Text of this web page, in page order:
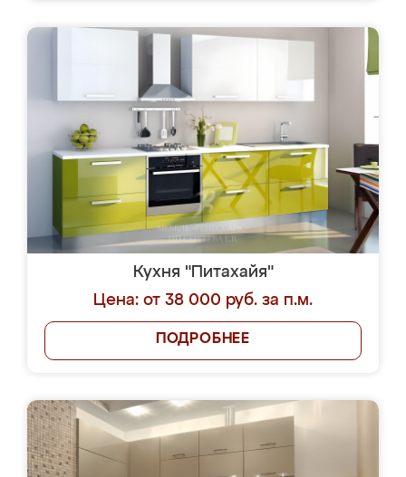
Кухня "Питахайя"
Цена: от 38 000 руб. за п.м.
ПОДРОБНЕЕ